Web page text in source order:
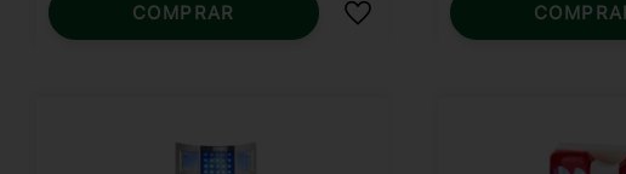
Añadir a favoritos
COMPRAR